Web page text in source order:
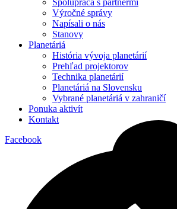
Spolupráca s partnermi
Výročné správy
Napísali o nás
Stanovy
Planetáriá
História vývoja planetárií
Prehľad projektorov
Technika planetárií
Planetáriá na Slovensku
Vybrané planetáriá v zahraničí
Ponuka aktivít
Kontakt
Facebook